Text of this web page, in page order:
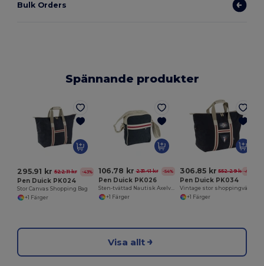
Bulk Orders
Spännande produkter
295.91 kr 522.11 kr -43%
Pen Duick PK024
Stor Canvas Shopping Bag
+1 Färger
106.78 kr 231.41 kr -54%
Pen Duick PK026
Sten-tvättad Nautisk Axelväska
+1 Färger
306.85 kr 552.29 kr-44%
Pen Duick PK034
+1 Färger
Visa allt